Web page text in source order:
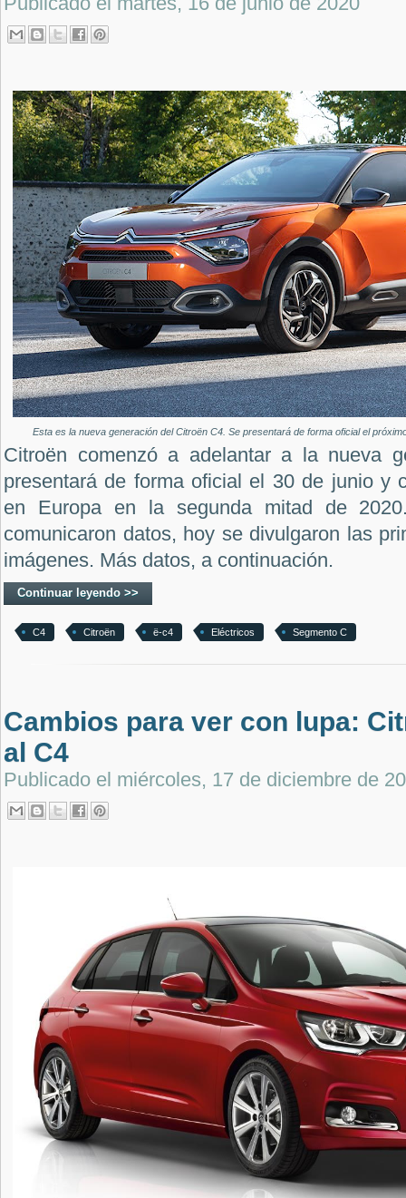
Esta es la nueva generación del Citroën C4. Se presentará de forma oficial el
Citroën comenzó a adelantar a la nueva
presentará de forma oficial el 30 de junio y
en Europa en la segunda mitad de
comunicaron datos, hoy se divulgaron las
imágenes. Más datos, a continuación.
Continuar leyendo >>
C4 Citroën ë-c4 Eléctricos Segmento C
Cambios para ver con lupa:
al C4
Publicado el miércoles, 17 de diciembre de